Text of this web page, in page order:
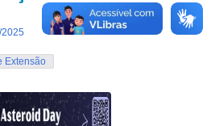
Extensão